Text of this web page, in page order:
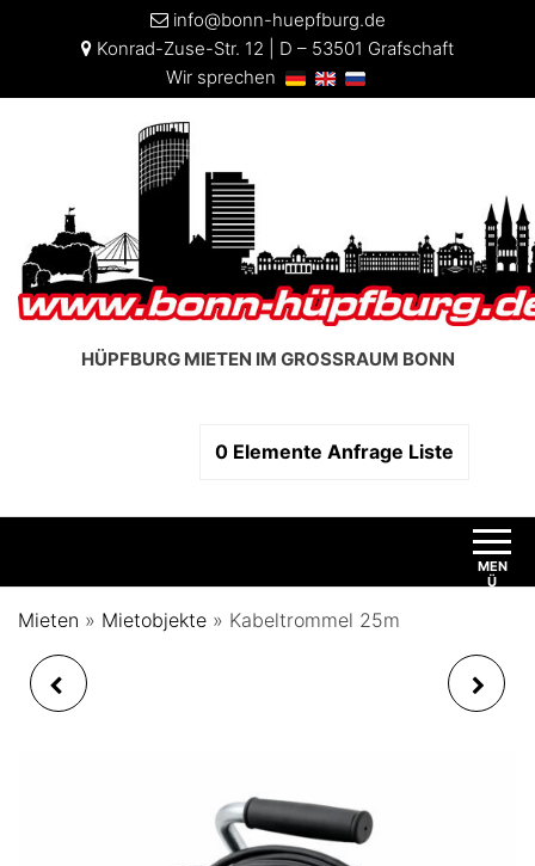
info@bonn-huepfburg.de
Konrad-Zuse-Str. 12 | D – 53501 Grafschaft
Wir sprechen
HÜPFBURG MIETEN IM GROSSRAUM BONN
0 Elemente Anfrage Liste
MEN
Ü
Mieten » Mietobjekte » Kabeltrommel 25m